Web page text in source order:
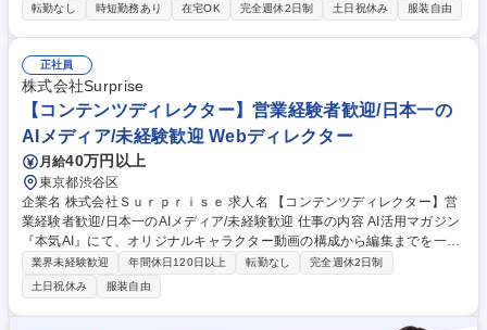
リエイター（漫画家、原作者）とのスケジュール調整 ■クリエイター（漫
画家、原作者）のスカウト■掲載コミック企画の立案 ■企画の方針や構成
などの検討 ■配信データ入稿の補助 ■作品のデータ整理 ■市場調査 ■SNS
運用 ■販促資料の作成 ※男性向け/女性向け/TLなどご関心のある業務に従
事いただけるポジションをご提供します 募集職種 【漫画編集者(未経験者
枠)】DMMグループ/正社員登用実績100％
転勤なし
時短勤務あり 在宅OK 完全週休2日制 土日祝休み 服装自由
正社員
株式会社Surprise
【コンテンツディレクター】営業経験者歓迎/日本一の
AIメディア/未経験歓迎 Webディレクター
月給40万円以上
東京都渋谷区
企業名 株式会社Ｓｕｒｐｒｉｓｅ 求人名 【コンテンツディレクター】営
業経験者歓迎/日本一のAIメディア/未経験歓迎 仕事の内容 AI活用マガジン
『本気AI』にて、オリジナルキャラクター動画の構成から編集までを一貫
して担当。自社開発ツールや音声・画像生成AIを活用し効率的な動画制作
をしています。入社直後はチームリーダーのサポート、 半年～1年でチー
ムリーダーへ成長して中核を担っていただきます。 【詳細】動画マガジン
の企画・構成の上流からAIと人間の協業で原稿制作や動画演出指定を一気
業界未経験歓迎 年間休日120日以上 転勤なし
完全週休2日制
土日祝休み
服装自由